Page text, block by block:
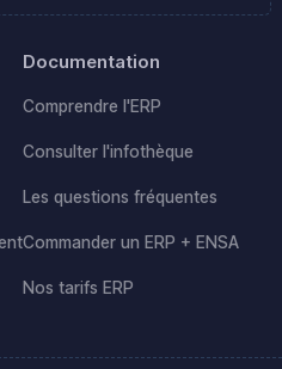
Documentation
Comprendre l'ERP
Consulter l'infothèque
Les questions fréquentes
Commander un ERP + ENSA
Nos tarifs ERP